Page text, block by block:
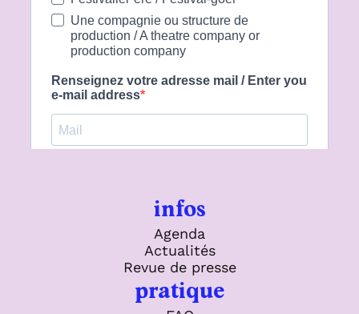
infos
Agenda
Actualités
Revue de presse
pratique